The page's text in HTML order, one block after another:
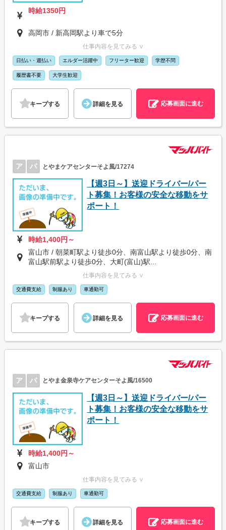
時給1350円
高岡市 / 新高岡駅より車で5分
仕事内容を見てみる ∨
日払い・週払い エルダー活躍中 フリーター歓迎 学歴不問
履歴書不要 大学生歓迎
キープする 詳細を見る 応募画面に進む
ア パ とやまケアセンターそよ風/17274
【週3日～】送迎ドライバー/パー
ト募集！お客様の安全な移動をサ
ポート！
時給1,400円～
富山市 / 朝菜町駅より徒歩0分、南富山駅より徒歩0分、南
富山駅前駅より徒歩0分、大町(富山)駅...
仕事内容を見てみる ∨
交通費支給 制服あり 車通勤可
キープする 詳細を見る 応募画面に進む
ア パ とやま金泉寺ケアセンターそよ風/16500
【週3日～】送迎ドライバー/パー
ト募集！お客様の安全な移動をサ
ポート！
時給1,400円～
富山市
仕事内容を見てみる ∨
交通費支給 制服あり 車通勤可
キープする 詳細を見る 応募画面に進む